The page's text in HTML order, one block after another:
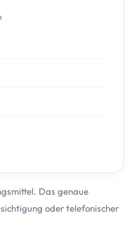
Das genaue
oder telefonischer